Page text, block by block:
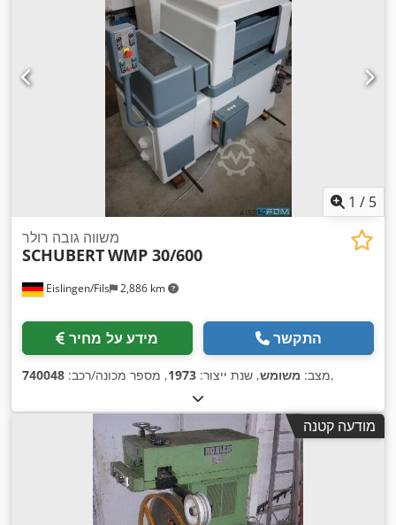
1 / 5
Eislingen/Fils 2,886 km
משווה גובה רולר
SCHUBERTWMP 30/600
מידע על מחיר התקשר
מצב: משומש, שנת ייצור: 1973, מספר מכונה/רכב: 740048 ,
מודעה קטנה